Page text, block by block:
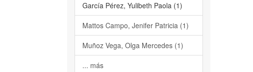
García Pérez, Yulibeth Paola (1)
Mattos Campo, Jenifer Patricia (1)
Muñoz Vega, Olga Mercedes (1)
... más